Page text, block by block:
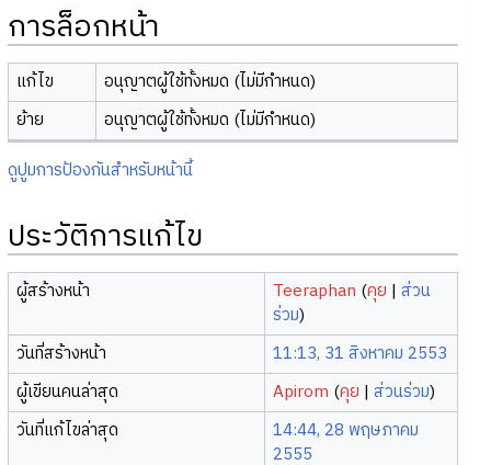
การล็อกหน้า
แก้ไข
อนุญาตผู้ใช้ทั้งหมด (ไม่มีกำหนด)
ย้าย
อนุญาตผู้ใช้ทั้งหมด (ไม่มีกำหนด)
ดูปูมการป้องกันสำหรับหน้านี้
ประวัติการแก้ไข
ผู้สร้างหน้า Teeraphan (คุย |ส่วน
ร่วม)
วันที่สร้างหน้า
11:13, 31 สิงหาคม 2553
ผู้เขียนคนล่าสุด
Apirom (คุย |ส่วนร่วม)
วันที่แก้ไขล่าสุด
14:44, 28 พฤษภาคม
2555